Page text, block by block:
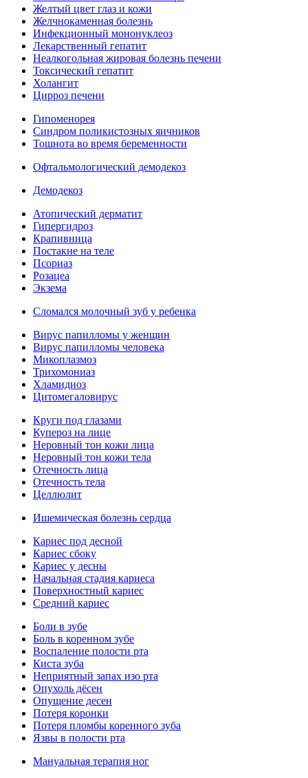
Желтый цвет глаз и кожи
Желчнокаменная болезнь
Инфекционный мононуклеоз
Лекарственный гепатит
Неалкогольная жировая болезнь печени
Токсический гепатит
Холангит
Цирроз печени
Гипоменорея
Синдром поликистозных яичников
Тошнота во время беременности
Офтальмологический демодекоз
Демодекоз
Атопический дерматит
Гипергидроз
Крапивница
Постакне на теле
Псориаз
Розацеа
Экзема
Сломался молочный зуб у ребенка
Вирус папилломы у женщин
Вирус папилломы человека
Микоплазмоз
Трихомониаз
Хламидиоз
Цитомегаловирус
Круги под глазами
Купероз на лице
Неровный тон кожи лица
Неровный тон кожи тела
Отечность лица
Отечность тела
Целлюлит
Ишемическая болезнь сердца
Кариес под десной
Кариес сбоку
Кариес у десны
Начальная стадия кариеса
Поверхностный кариес
Средний кариес
Боли в зубе
Боль в коренном зубе
Воспаление полости рта
Киста зуба
Неприятный запах изо рта
Опухоль дёсен
Опущение десен
Потеря коронки
Потеря пломбы коренного зуба
Язвы в полости рта
Мануальная терапия ног